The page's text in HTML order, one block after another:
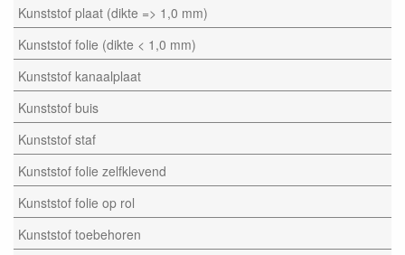
Kunststof plaat (dikte => 1,0 mm)
Kunststof folie (dikte < 1,0 mm)
Kunststof kanaalplaat
Kunststof buis
Kunststof staf
Kunststof folie zelfklevend
Kunststof folie op rol
Kunststof toebehoren